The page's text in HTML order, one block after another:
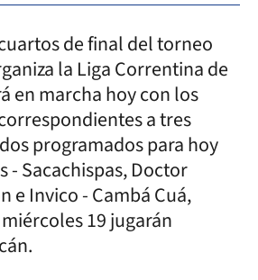
de final del torneo
la Liga Correntina de
en marcha hoy con los
a tres
programados para hoy
- Sacachispas, Doctor
e Invico - Cambá Cuá,
19 jugarán